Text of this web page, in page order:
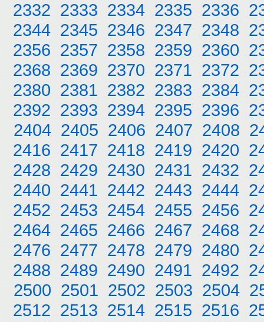
2332 2333 2334 2335 2336
2344 2345 2346 2347 2348
2356 2357 2358 2359 2360
2368 2369 2370 2371 2372
2380 2381 2382 2383 2384
2392 2393 2394 2395 2396
2404 2405 2406 2407 2408
2416 2417 2418 2419 2420
2428 2429 2430 2431 2432
2440 2441 2442 2443 2444
2452 2453 2454 2455 2456
2464 2465 2466 2467 2468
2476 2477 2478 2479 2480
2488 2489 2490 2491 2492
2500 2501 2502 2503 2504
2512 2513 2514 2515 2516